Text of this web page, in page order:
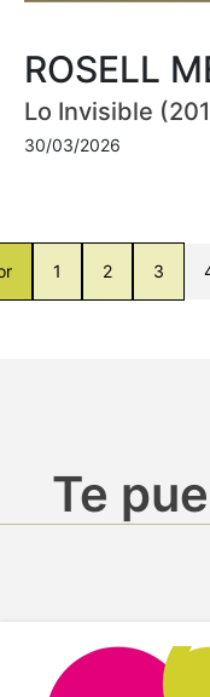
ROSELL
Lo Invisible
30/03/2026
1 2 3
Te